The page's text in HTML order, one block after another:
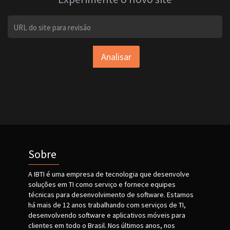
Analisar
Sobre
A IBTI é uma empresa de tecnologia que desenvolve
soluções em TI como serviço e fornece equipes
técnicas para desenvolvimento de software. Estamos
há mais de 12 anos trabalhando com serviços de TI,
desenvolvendo software e aplicativos móveis para
clientes em todo o Brasil. Nos últimos anos, nos